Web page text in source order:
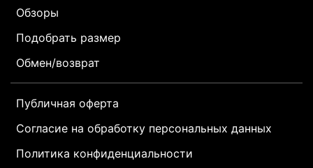
Обзоры
Подобрать размер
Обмен/возврат
Публичная оферта
Согласие на обработку персональных данных
Политика конфиденциальности